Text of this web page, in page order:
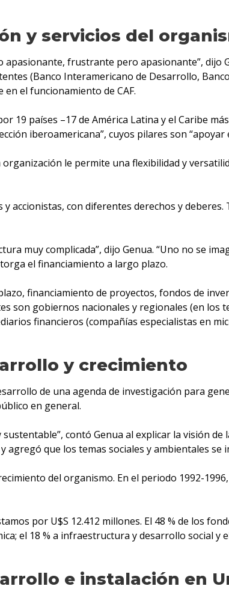
y servicios del
apasionante, frustrante pero apasionante”,
(Banco Interamericano de Desarrollo,
el funcionamiento de CAF.
19 países –17 de América Latina y el Caribe
iberoamericana”, cuyos pilares son
le permite una flexibilidad y
y accionistas, con diferentes derechos y
muy complicada”, dijo Genua. “Uno no se
el financiamiento a largo plazo.
financiamiento de proyectos, fondos de
son gobiernos nacionales y regionales (en
financieros (compañías especialistas en
y crecimiento
de una agenda de investigación para
en general.
contó Genua al explicar la visión
agregó que los temas sociales y ambientales se
del organismo. En el periodo 1992-
por U$S 12.412 millones. El 48 % de los
el 18 % a infraestructura y desarrollo social y
e instalación en